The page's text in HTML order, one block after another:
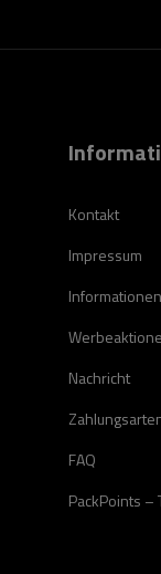
Kontakt
Impressum
Nachricht
FAQ
PackPoints –